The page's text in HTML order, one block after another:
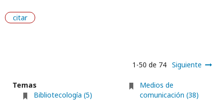
citar
1-50 de 74 Siguiente
Temas
Bibliotecología (5)
Medios de
comunicación (38)